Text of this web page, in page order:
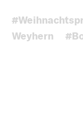
Weyhern